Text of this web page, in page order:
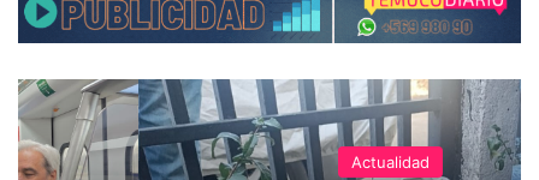
Actualidad